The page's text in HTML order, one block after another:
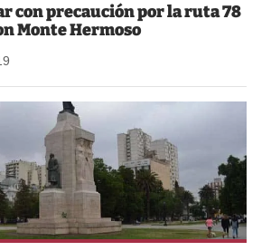
con precaución por la ruta 78
Monte Hermoso